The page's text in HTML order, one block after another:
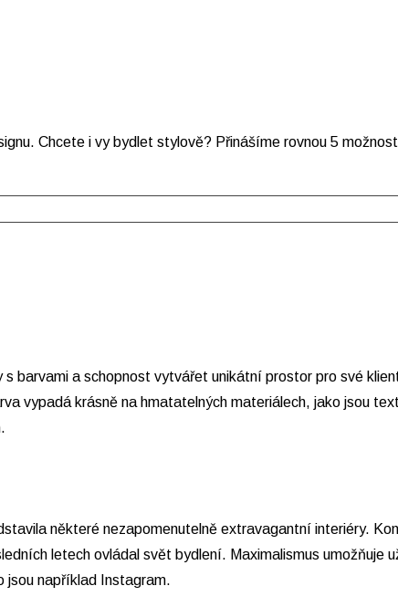
Chcete i vy bydlet stylově? Přinášíme rovnou 5
barvami a schopnost vytvářet unikátní prostor pro své
vypadá krásně na hmatatelných materiálech, jako jsou
některé nezapomenutelně extravagantní interiéry.
letech ovládal svět bydlení. Maximalismus umožňuje
například Instagram.